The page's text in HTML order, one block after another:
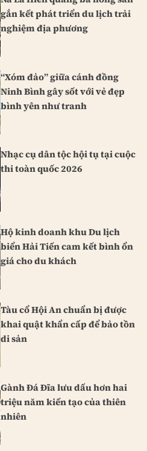
gắn kết phát triển du lịch trải
nghiệm địa phương
“Xóm đảo” giữa cánh đồng
Ninh Bình gây sốt với vẻ đẹp
bình yên như tranh
Nhạc cụ dân tộc hội tụ tại cuộc
thi toàn quốc 2026
Hộ kinh doanh khu Du lịch
biển Hải Tiến cam kết bình ổn
giá cho du khách
Tàu cổ Hội An chuẩn bị được
khai quật khẩn cấp để bảo tồn
di sản
Gành Đá Đĩa lưu dấu hơn hai
triệu năm kiến tạo của thiên
nhiên